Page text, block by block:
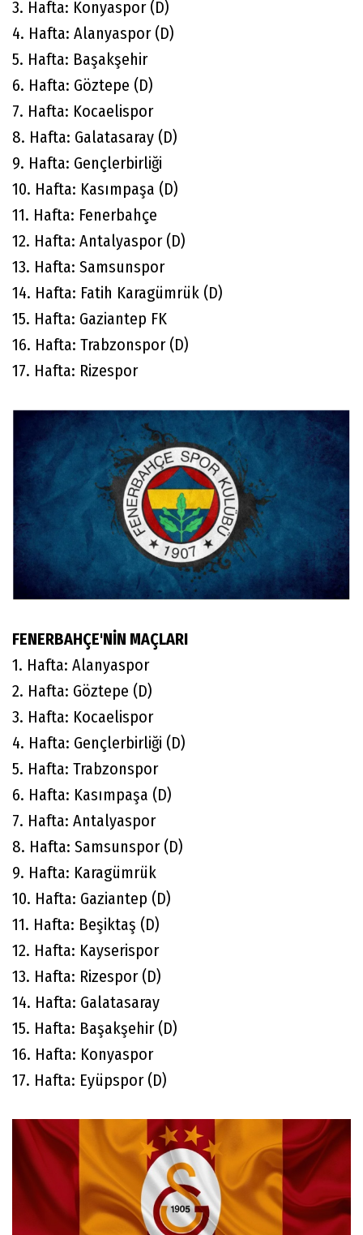
3. Hafta: Konyaspor (D)
4. Hafta: Alanyaspor (D)
5. Hafta: Başakşehir
6. Hafta: Göztepe (D)
7. Hafta: Kocaelispor
8. Hafta: Galatasaray (D)
9. Hafta: Gençlerbirliği
10. Hafta: Kasımpaşa (D)
11. Hafta: Fenerbahçe
12. Hafta: Antalyaspor (D)
13. Hafta: Samsunspor
14. Hafta: Fatih Karagümrük (D)
15. Hafta: Gaziantep FK
16. Hafta: Trabzonspor (D)
17. Hafta: Rizespor
FENERBAHÇE'NİN MAÇLARI
1. Hafta: Alanyaspor
2. Hafta: Göztepe (D)
3. Hafta: Kocaelispor
4. Hafta: Gençlerbirliği (D)
5. Hafta: Trabzonspor
6. Hafta: Kasımpaşa (D)
7. Hafta: Antalyaspor
8. Hafta: Samsunspor (D)
9. Hafta: Karagümrük
10. Hafta: Gaziantep (D)
11. Hafta: Beşiktaş (D)
12. Hafta: Kayserispor
13. Hafta: Rizespor (D)
14. Hafta: Galatasaray
15. Hafta: Başakşehir (D)
16. Hafta: Konyaspor
17. Hafta: Eyüpspor (D)